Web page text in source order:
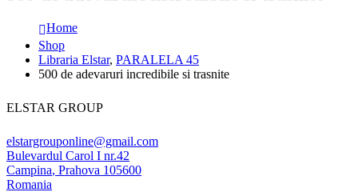
Home
Shop
Libraria Elstar, PARALELA 45
500 de adevaruri incredibile si trasnite
ELSTAR GROUP
elstargrouponline@gmail.com
Bulevardul Carol I nr.42
Campina, Prahova 105600
Romania